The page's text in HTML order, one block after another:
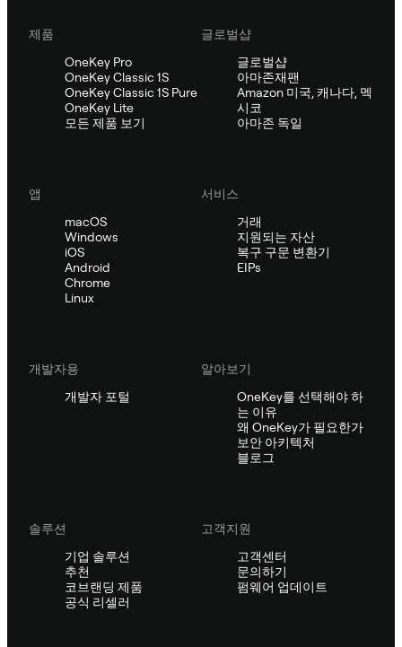
제품
OneKey Pro
OneKey Classic 1S
OneKey Classic 1S Pure
OneKey Lite
모든 제품 보기
글로벌샵
글로벌샵
아마존재팬
Amazon 미국, 캐나다, 멕
시코
아마존 독일
앱
macOS
Windows
iOS
Android
Chrome
Linux
서비스
거래
지원되는 자산
복구 구문 변환기
EIPs
개발자용
개발자 포털
알아보기
OneKey를 선택해야 하
는 이유
왜 OneKey가 필요한가
보안 아키텍처
블로그
솔루션
기업 솔루션
추천
코브랜딩 제품
공식 리셀러
고객지원
고객센터
문의하기
펌웨어 업데이트